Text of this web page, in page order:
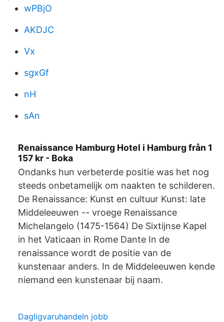
wPBjO
AKDJC
Vx
sgxGf
nH
sAn
Renaissance Hamburg Hotel i Hamburg från 1
157 kr - Boka
Ondanks hun verbeterde positie was het nog
steeds onbetamelijk om naakten te schilderen.
De Renaissance: Kunst en cultuur Kunst: late
Middeleeuwen -- vroege Renaissance
Michelangelo (1475-1564) De Sixtijnse Kapel
in het Vaticaan in Rome Dante In de
renaissance wordt de positie van de
kunstenaar anders. In de Middeleeuwen kende
niemand een kunstenaar bij naam.
Dagligvaruhandeln jobb